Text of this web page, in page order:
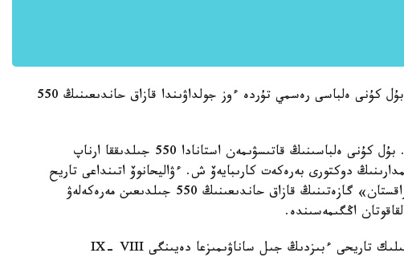
ءبىرى - 2014 -جىلدىڭ 11 -قاراشاسى. بۇل كۇنى ەلباسى رەسمي تۇردە ءوز جولداۋىندا قازاق حاندىعىنىڭ 550
ەكىنشى، 2015 -جىلدىڭ 11 -قىركۇيەگى. بۇل كۇنى ەلباسىنىڭ قاتىسۋىمەن استانادا 550 جىلدىققا ارناپ
دوكتورى بەرەكەت كارىبايەۆ ش. ءۋاليحانوۆ اتىنداعى تاريح
جانە ەتنولوگيا ينستيتۋتى مەن «ەگەمەن قازاقستان» گازەتىنىڭ قازاق حاندىعىنىڭ 550 جىلدىعىن مەرەكەلەۋ
اڭگىمەسىندە.
- قازىرگى قازاقستان اۋماعىنداعى مەملەكەتتىلىك تاريحى ءبىزدىڭ جىل ساناۋىمىزعا دەيىنگى IX- VIII